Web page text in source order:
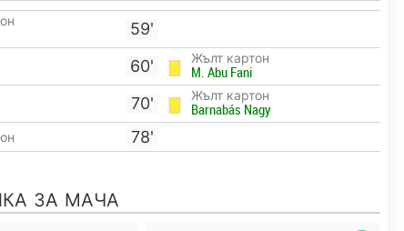
59'
60'
Жълт картон
M. Abu Fani
70' Жълт картон
Barnabás Nagy
78'
ЗА МАЧА